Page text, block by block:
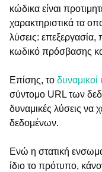
κώδικα είναι
χαρακτηριστικά τα
λύσεις:
κωδικό πρόσβασης
Επίσης, το δυναμικοί
σύντομο URL των
δυναμικές λύσεις να
δεδομένων.
Ενώ η στατική
ίδιο το πρότυπο,